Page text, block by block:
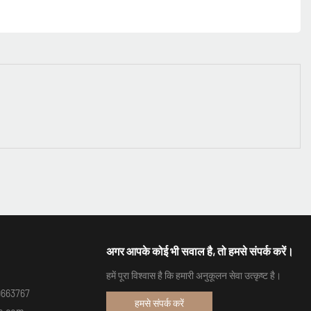
अगर आपके कोई भी सवाल है, तो हमसे संपर्क करें।
हमें पूरा विश्वास है कि हमारी अनुकूलन सेवा उत्कृष्ट है।
हमसे संपर्क करें